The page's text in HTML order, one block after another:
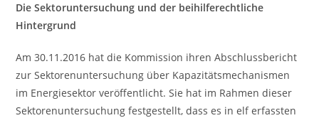
Die Sektoruntersuchung und der beihilferechtliche
Hintergrund
Am 30.11.2016 hat die Kommission ihren Abschlussbericht
zur Sektorenuntersuchung über Kapazitätsmechanismen
im Energiesektor veröffentlicht. Sie hat im Rahmen dieser
Sektorenuntersuchung festgestellt, dass es in elf erfassten